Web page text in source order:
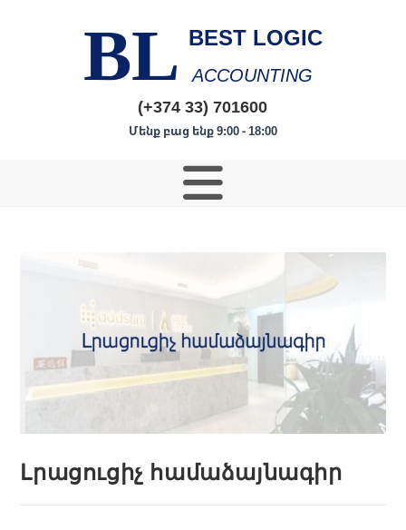
BL BEST LOGIC
ACCOUNTING
(+374 33) 701600
Մենք բաց ենք 9:00 - 18:00
Լրացուցիչ համաձայնագիր